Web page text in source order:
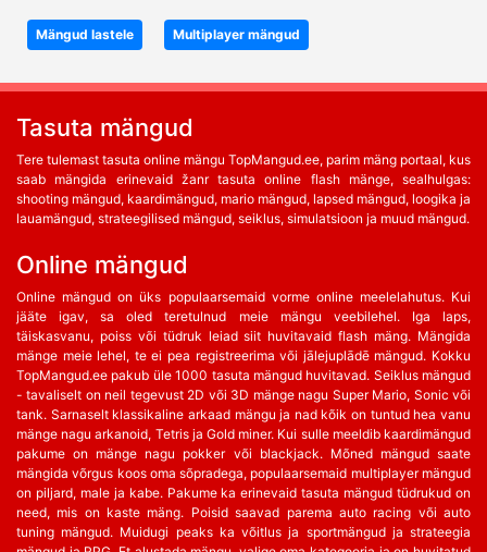
Mängud lastele Multiplayer mängud
Tasuta mängud
Tere tulemast tasuta online mängu TopMangud.ee, parim mäng portaal, kus
saab mängida erinevaid žanr tasuta online flash mänge, sealhulgas:
shooting mängud, kaardimängud, mario mängud, lapsed mängud, loogika ja
lauamängud, strateegilised mängud, seiklus, simulatsioon ja muud mängud.
Online mängud
Online mängud on üks populaarsemaid vorme online meelelahutus. Kui
jääte igav, sa oled teretulnud meie mängu veebilehel. Iga laps,
täiskasvanu, poiss või tüdruk leiad siit huvitavaid flash mäng. Mängida
mänge meie lehel, te ei pea registreerima või jālejuplādē mängud. Kokku
TopMangud.ee pakub üle 1000 tasuta mängud huvitavad. Seiklus mängud
- tavaliselt on neil tegevust 2D või 3D mänge nagu Super Mario, Sonic või
tank. Sarnaselt klassikaline arkaad mängu ja nad kõik on tuntud hea vanu
mänge nagu arkanoid, Tetris ja Gold miner. Kui sulle meeldib kaardimängud
pakume on mänge nagu pokker või blackjack. Mõned mängud saate
mängida võrgus koos oma sõpradega, populaarsemaid multiplayer mängud
on piljard, male ja kabe. Pakume ka erinevaid tasuta mängud tüdrukud on
need, mis on kaste mäng. Poisid saavad parema auto racing või auto
tuning mängud. Muidugi peaks ka võitlus ja sportmängud ja strateegia